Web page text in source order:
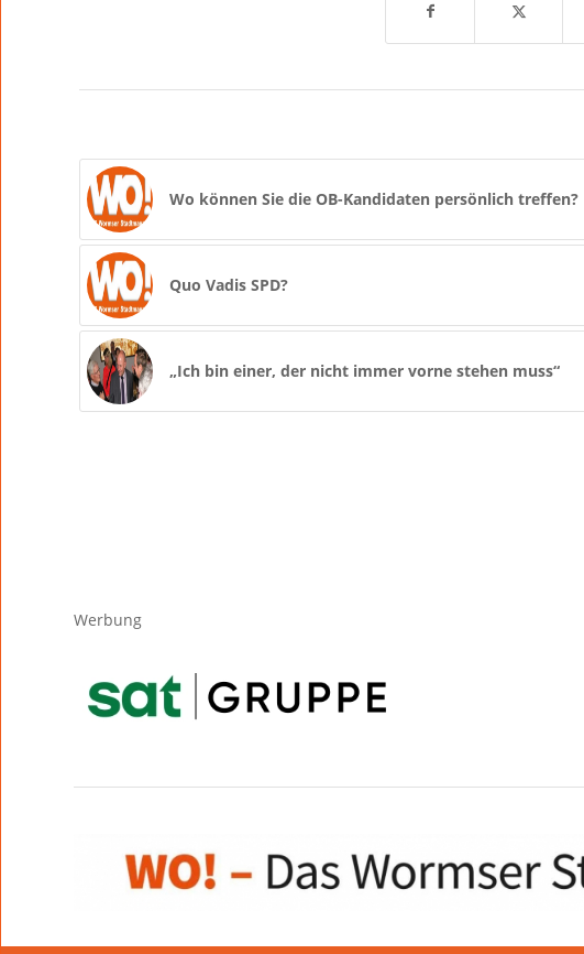
Wo können Sie die OB-Kandidaten persönlich treffen?
Quo Vadis SPD?
„Ich bin einer, der nicht immer vorne stehen muss“
Werbung